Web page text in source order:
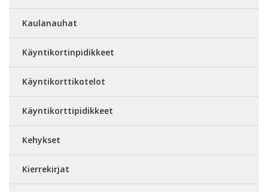
Kaulanauhat
Käyntikortinpidikkeet
Käyntikorttikotelot
Käyntikorttipidikkeet
Kehykset
Kierrekirjat